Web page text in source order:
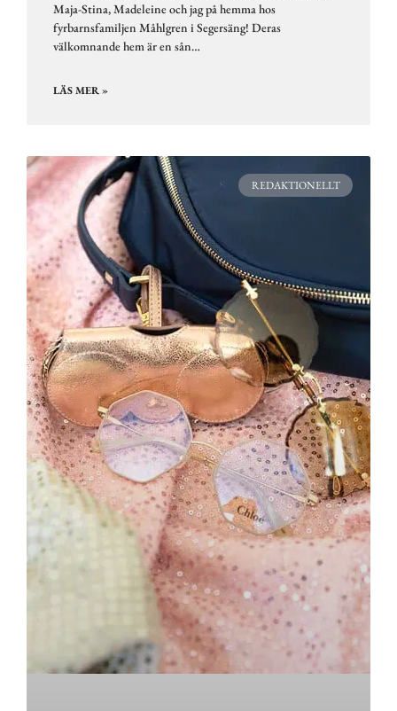
Maja-Stina, Madeleine och jag på hemma hos
fyrbarnsfamiljen Måhlgren i Segersäng! Deras
välkomnande hem är en sån…
LÄS MER »
REDAKTIONELLT